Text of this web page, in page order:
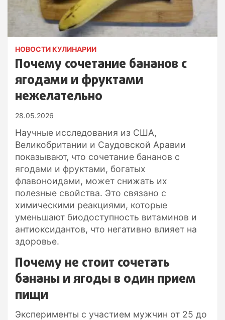
НОВОСТИ КУЛИНАРИИ
Почему сочетание бананов с
ягодами и фруктами
нежелательно
28.05.2026
Научные исследования из США,
Великобритании и Саудовской Аравии
показывают, что сочетание бананов с
ягодами и фруктами, богатых
флавоноидами, может снижать их
полезные свойства. Это связано с
химическими реакциями, которые
уменьшают биодоступность витаминов и
антиоксидантов, что негативно влияет на
здоровье.
Почему не стоит сочетать
бананы и ягоды в один прием
пищи
Эксперименты с участием мужчин от 25 до